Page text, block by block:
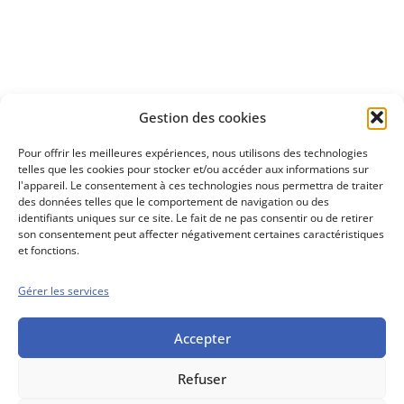
Gestion des cookies
Pour offrir les meilleures expériences, nous utilisons des technologies
telles que les cookies pour stocker et/ou accéder aux informations sur
l'appareil. Le consentement à ces technologies nous permettra de traiter
des données telles que le comportement de navigation ou des
identifiants uniques sur ce site. Le fait de ne pas consentir ou de retirer
son consentement peut affecter négativement certaines caractéristiques
et fonctions.
Gérer les services
Accepter
Refuser
Découvrez
Conseils boursiers depuis 1952
Propos Utiles est
une publication